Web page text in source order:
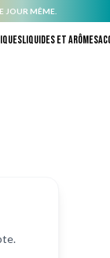
JOUR MÊME.
Liquides et arômes